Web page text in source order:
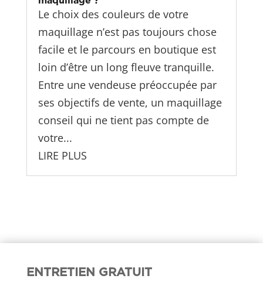
Le choix des couleurs de votre
maquillage n’est pas toujours chose
facile et le parcours en boutique est
loin d’être un long fleuve tranquille.
Entre une vendeuse préoccupée par
ses objectifs de vente, un maquillage
conseil qui ne tient pas compte de
votre...
LIRE PLUS
ENTRETIEN GRATUIT